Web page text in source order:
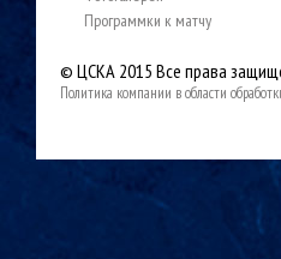
Программки к матчу
© ЦСКА 2015 Все права
Политика компании в области